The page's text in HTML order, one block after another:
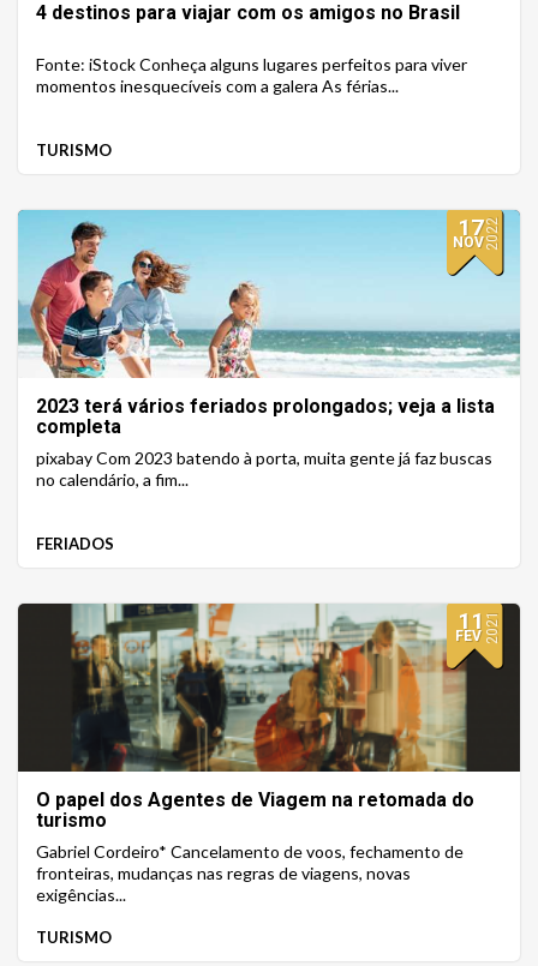
4 destinos para viajar com os amigos no Brasil
Fonte: iStock Conheça alguns lugares perfeitos para viver
momentos inesquecíveis com a galera As férias...
TURISMO
17
NOV2022
2023 terá vários feriados prolongados; veja a lista
completa
pixabay Com 2023 batendo à porta, muita gente já faz buscas
no calendário, a fim...
FERIADOS
11
FEV 2021
O papel dos Agentes de Viagem na retomada do
turismo
Gabriel Cordeiro* Cancelamento de voos, fechamento de
fronteiras, mudanças nas regras de viagens, novas
exigências...
TURISMO